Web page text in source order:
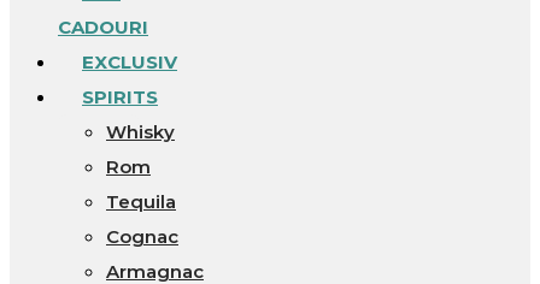
CADOURI
EXCLUSIV
SPIRITS
Whisky
Rom
Tequila
Cognac
Armagnac